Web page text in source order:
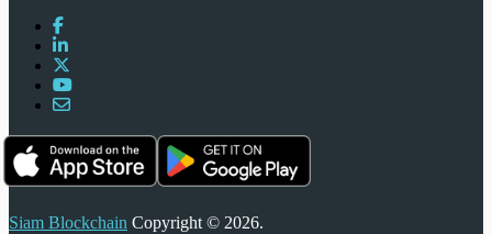
Siam Blockchain Copyright © 2026.